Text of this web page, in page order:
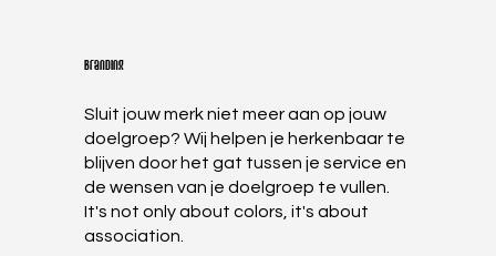
Branding
Sluit jouw merk niet meer aan op jouw
doelgroep? Wij helpen je herkenbaar te
blijven door het gat tussen je service en
de wensen van je doelgroep te vullen.
It's not only about colors, it's about
association.